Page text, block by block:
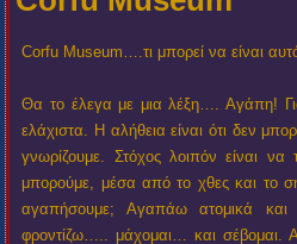
Corfu Museum….τι μπορεί να είναι
Θα το έλεγα με μια λέξη…. Αγάπη!
ελάχιστα. Η αλήθεια είναι ότι δεν
γνωρίζουμε. Στόχος λοιπόν είναι
μπορούμε, μέσα από το χθες και το
αγαπήσουμε; Αγαπάω ατομικά και
φροντίζω….. μάχομαι… και σέβομαι.